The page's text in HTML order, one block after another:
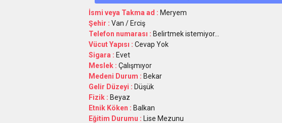
İsmi veya Takma ad : Meryem
Şehir : Van / Erciş
Telefon numarası : Belirtmek istemiyor...
Vücut Yapısı : Cevap Yok
Sigara : Evet
Meslek : Çalışmıyor
Medeni Durum : Bekar
Gelir Düzeyi : Düşük
Fizik : Beyaz
Etnik Köken : Balkan
Eğitim Durumu : Lise Mezunu